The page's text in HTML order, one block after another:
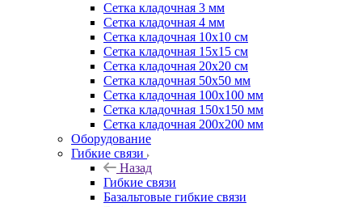
Сетка кладочная 3 мм
Сетка кладочная 4 мм
Сетка кладочная 10x10 см
Сетка кладочная 15x15 см
Сетка кладочная 20x20 см
Сетка кладочная 50x50 мм
Сетка кладочная 100x100 мм
Сетка кладочная 150x150 мм
Сетка кладочная 200x200 мм
Оборудование
Гибкие связи
Назад
Гибкие связи
Базальтовые гибкие связи